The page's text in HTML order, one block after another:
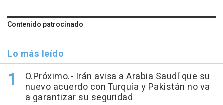
Contenido patrocinado
Lo más leído
O.Próximo.- Irán avisa a Arabia Saudí que su
nuevo acuerdo con Turquía y Pakistán no va
a garantizar su seguridad